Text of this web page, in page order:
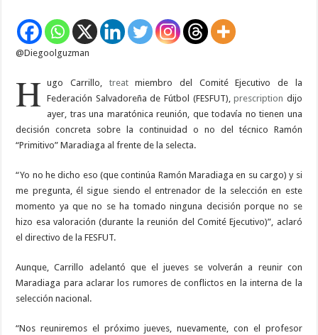
“Primi”
Maradiaga
@Diegoolguzman
H ugo Carrillo, treatmiembro del Comité Ejecutivo de la
Federación Salvadoreña de Fútbol (FESFUT),prescription dijo
ayer, tras una maratónica reunión, que todavía no tienen una
decisión concreta sobre la continuidad o no del técnico Ramón
“Primitivo” Maradiaga al frente de la selecta.
“Yo no he dicho eso (que continúa Ramón Maradiaga en su cargo) y si
me pregunta, él sigue siendo el entrenador de la selección en este
momento ya que no se ha tomado ninguna decisión porque no se
hizo esa valoración (durante la reunión del Comité Ejecutivo)”, aclaró
el directivo de la FESFUT.
Aunque, Carrillo adelantó que el jueves se volverán a reunir con
Maradiaga para aclarar los rumores de conflictos en la interna de la
selección nacional.
“Nos reuniremos el próximo jueves, nuevamente, con el profesor